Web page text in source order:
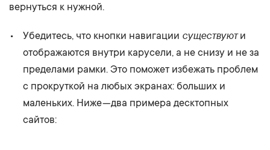
вернуться к нужной.
Убедитесь, что кнопки навигации существуюти
отображаются внутри карусели, а не снизу и не за
пределами рамки. Это поможет избежать проблем
с прокруткой на любых экранах: больших и
маленьких. Ниже — два примера десктопных
сайтов: